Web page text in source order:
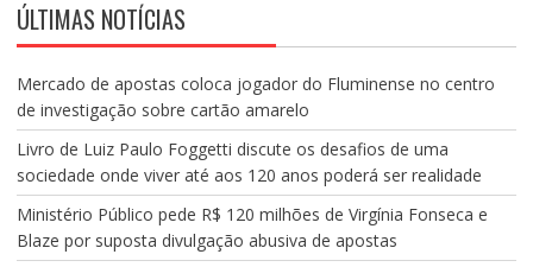
ÚLTIMAS NOTÍCIAS
Mercado de apostas coloca jogador do Fluminense no centro
de investigação sobre cartão amarelo
Livro de Luiz Paulo Foggetti discute os desafios de uma
sociedade onde viver até aos 120 anos poderá ser realidade
Ministério Público pede R$ 120 milhões de Virgínia Fonseca e
Blaze por suposta divulgação abusiva de apostas